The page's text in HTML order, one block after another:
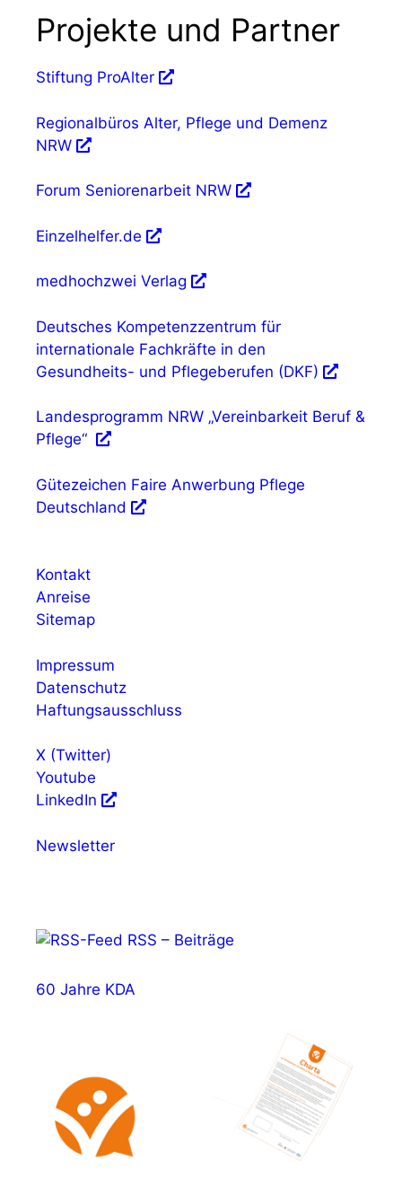
Projekte und Partner
Stiftung ProAlter
Regionalbüros Alter, Pflege und Demenz
NRW
Forum Seniorenarbeit NRW
Einzelhelfer.de
medhochzwei Verlag
Deutsches Kompetenzzentrum für
internationale Fachkräfte in den
Gesundheits- und Pflegeberufen (DKF)
Landesprogramm NRW „Vereinbarkeit Beruf &
Pflege“
Gütezeichen Faire Anwerbung Pflege
Deutschland
Kontakt
Anreise
Sitemap
Impressum
Datenschutz
Haftungsausschluss
X (Twitter)
Youtube
LinkedIn
Newsletter
RSS – Beiträge
60 Jahre KDA